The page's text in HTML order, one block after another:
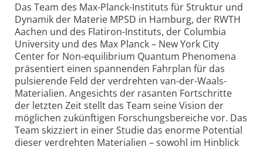
Das Team des Max-Planck-Instituts für Struktur und
Dynamik der Materie MPSD in Hamburg, der RWTH
Aachen und des Flatiron-Instituts, der Columbia
University und des Max Planck – New York City
Center for Non-equilibrium Quantum Phenomena
präsentiert einen spannenden Fahrplan für das
pulsierende Feld der verdrehten van-der-Waals-
Materialien. Angesichts der rasanten Fortschritte
der letzten Zeit stellt das Team seine Vision der
möglichen zukünftigen Forschungs­bereiche vor. Das
Team skizziert in einer Studie das enorme Potential
dieser verdrehten Materialien – sowohl im Hinblick